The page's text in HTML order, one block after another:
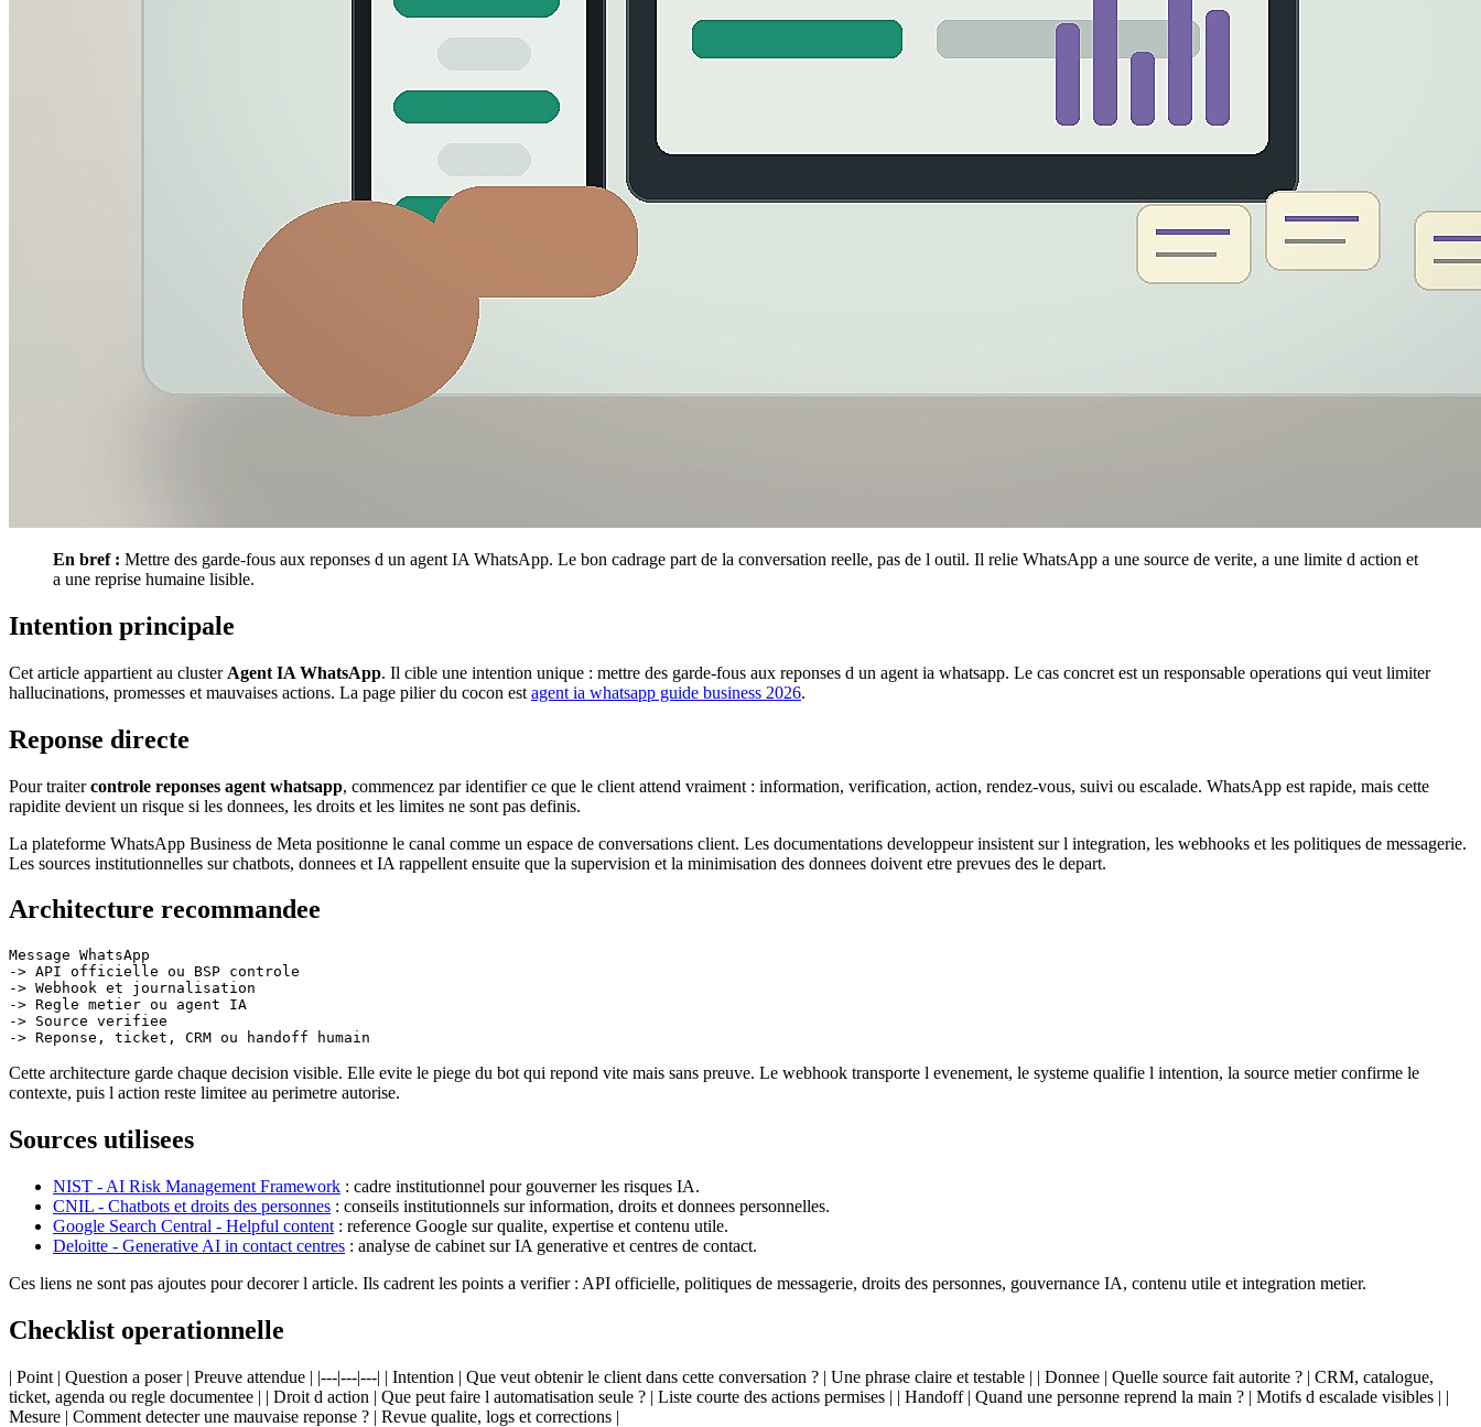
En bref : Mettre des garde-fous aux reponses d un agent IA WhatsApp. Le bon cadrage part de la conversation reelle, pas de l outil. Il relie WhatsApp a une source de verite, a une limite d action et
a une reprise humaine lisible.
Intention principale
Cet article appartient au cluster Agent IA WhatsApp. Il cible une intention unique : mettre des garde-fous aux reponses d un agent ia whatsapp. Le cas concret est un responsable operations qui veut limiter
hallucinations, promesses et mauvaises actions. La page pilier du cocon est agent ia whatsapp guide business 2026.
Reponse directe
Pour traitercontrole reponses agent whatsapp, commencez par identifier ce que le client attend vraiment : information, verification, action, rendez-vous, suivi ou escalade. WhatsApp est rapide, mais cette
rapidite devient un risque si les donnees, les droits et les limites ne sont pas definis.
La plateforme WhatsApp Business de Meta positionne le canal comme un espace de conversations client. Les documentations developpeur insistent sur l integration, les webhooks et les politiques de messagerie.
Les sources institutionnelles sur chatbots, donnees et IA rappellent ensuite que la supervision et la minimisation des donnees doivent etre prevues des le depart.
Architecture recommandee
Message WhatsApp
-> API officielle ou BSP controle
-> Webhook et journalisation
-> Regle metier ou agent IA
-> Source verifiee
Cette architecture garde chaque decision visible. Elle evite le piege du bot qui repond vite mais sans preuve. Le webhook transporte l evenement, le systeme qualifie l intention, la source metier confirme le
contexte, puis l action reste limitee au perimetre autorise.
Sources utilisees
NIST - AI Risk Management Framework : cadre institutionnel pour gouverner les risques IA.
CNIL - Chatbots et droits des personnes : conseils institutionnels sur information, droits et donnees personnelles.
Google Search Central - Helpful content : reference Google sur qualite, expertise et contenu utile.
Deloitte - Generative AI in contact centres : analyse de cabinet sur IA generative et centres de contact.
Ces liens ne sont pas ajoutes pour decorer l article. Ils cadrent les points a verifier : API officielle, politiques de messagerie, droits des personnes, gouvernance IA, contenu utile et integration metier.
Checklist operationnelle
| Point | Question a poser | Preuve attendue | |---|---|---| | Intention | Que veut obtenir le client dans cette conversation ? | Une phrase claire et testable | | Donnee | Quelle source fait autorite ? | CRM, catalogue,
ticket, agenda ou regle documentee | | Droit d action | Que peut faire l automatisation seule ? | Liste courte des actions permises | | Handoff | Quand une personne reprend la main ? | Motifs d escalade visibles | |
Mesure | Comment detecter une mauvaise reponse ? | Revue qualite, logs et corrections |